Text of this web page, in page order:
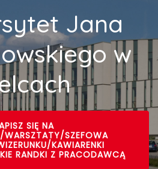
Jana
w
SIĘ NA
SZEFOWA
KAWIARENKI
RANDKI Z PRACODAWCĄ